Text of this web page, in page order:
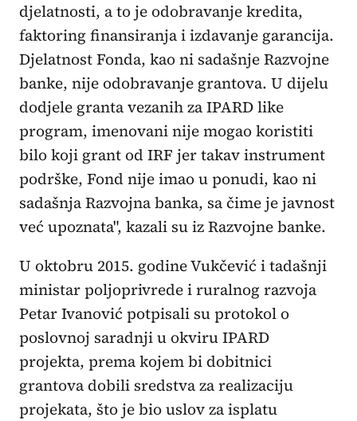
djelatnosti, a to je odobravanje kredita,
faktoring finansiranja i izdavanje garancija.
Djelatnost Fonda, kao ni sadašnje Razvojne
banke, nije odobravanje grantova. U dijelu
dodjele granta vezanih za IPARD like
program, imenovani nije mogao koristiti
bilo koji grant od IRF jer takav instrument
podrške, Fond nije imao u ponudi, kao ni
sadašnja Razvojna banka, sa čime je javnost
već upoznata", kazali su iz Razvojne banke.
U oktobru 2015. godine Vukčević i tadašnji
ministar poljoprivrede i ruralnog razvoja
Petar Ivanović potpisali su protokol o
poslovnoj saradnji u okviru IPARD
projekta, prema kojem bi dobitnici
grantova dobili sredstva za realizaciju
projekata, što je bio uslov za isplatu